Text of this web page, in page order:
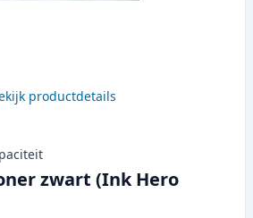
productdetails
zwart (Ink Hero